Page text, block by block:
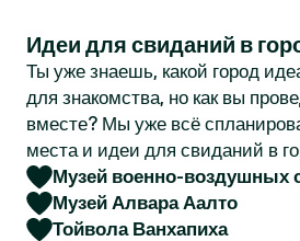
r
Идеи для свиданий в
Ты уже знаешь, какой город
для знакомства, но как вы
вместе? Мы уже всё
места и идеи для свиданий в
Музей военно-воздушных
Музей Алвара Аалто
Тойвола Ванхапиха